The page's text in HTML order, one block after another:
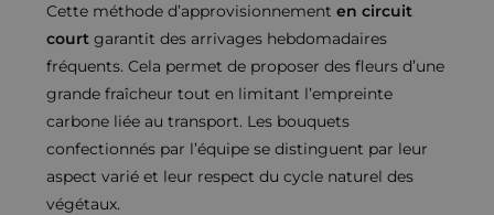
Cette méthode d’approvisionnementen circuit
court garantit des arrivages hebdomadaires
fréquents. Cela permet de proposer des fleurs d’une
grande fraîcheur tout en limitant l’empreinte
carbone liée au transport. Les bouquets
confectionnés par l’équipe se distinguent par leur
aspect varié et leur respect du cycle naturel des
végétaux.